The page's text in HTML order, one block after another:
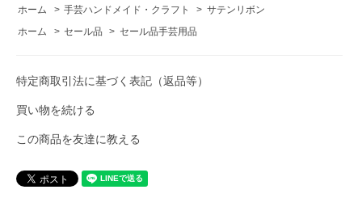
ホーム > 手芸ハンドメイド・クラフト > サテンリボン
ホーム
> セール品 > セール品手芸用品
特定商取引法に基づく表記（返品等）
買い物を続ける
この商品を友達に教える